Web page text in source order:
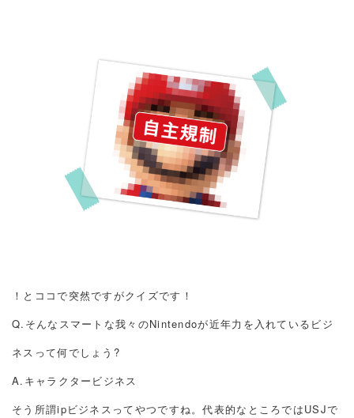
！とココで突然ですがクイズです！
Q.そんなスマートな我々のNintendoが近年力を入れているビジ
ネスって何でしょう?
A.キャラクタービジネス
そう所謂ipビジネスってやつですね。代表的なところではUSJで